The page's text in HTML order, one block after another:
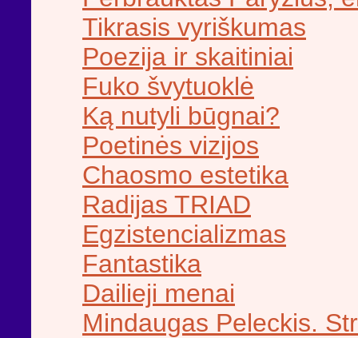
Tikrasis vyriškumas
Poezija ir skaitiniai
Fuko švytuoklė
Ką nutyli būgnai?
Poetinės vizijos
Chaosmo estetika
Radijas TRIAD
Egzistencializmas
Fantastika
Dailieji menai
Mindaugas Peleckis.